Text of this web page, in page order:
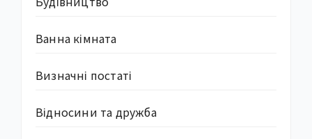
Ванна кімната
Визначні постаті
Відносини та дружба